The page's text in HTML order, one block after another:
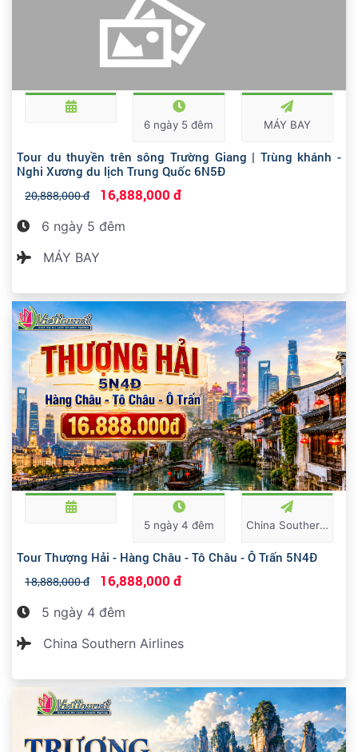
6 ngày 5 đêm MÁY BAY
Tour du thuyền trên sông Trường Giang | Trùng khánh -
Nghi Xương du lịch Trung Quốc 6N5Đ
20,888,000 đ 16,888,000 đ
6 ngày 5 đêm
MÁY BAY
5 ngày 4 đêm China Southern Airlines
Tour Thượng Hải - Hàng Châu - Tô Châu - Ô Trấn 5N4Đ
18,888,000 đ 16,888,000 đ
5 ngày 4 đêm
China Southern Airlines